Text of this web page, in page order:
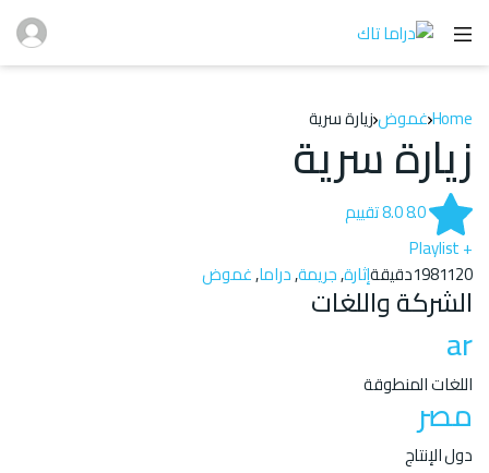
Homeغموضزيارة سرية
زيارة سرية
8.0
8.0تقييم
+ Playlist
1981120دقيقة إثارة,جريمة,دراما,غموض
الشركة واللغات
ar
اللغات المنطوقة
مصر
دول الإنتاج